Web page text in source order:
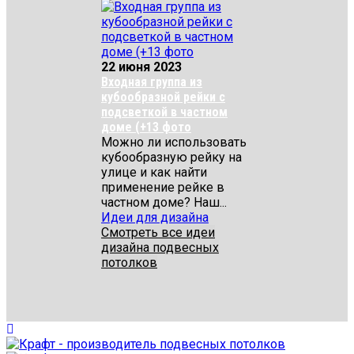
22 июня 2023
Входная группа из
кубообразной рейки с
подсветкой в частном
доме (+13 фото
Можно ли использовать
кубообразную рейку на
улице и как найти
применение рейке в
частном доме? Наш...
Идеи для дизайна
Смотреть все идеи
дизайна подвесных
потолков